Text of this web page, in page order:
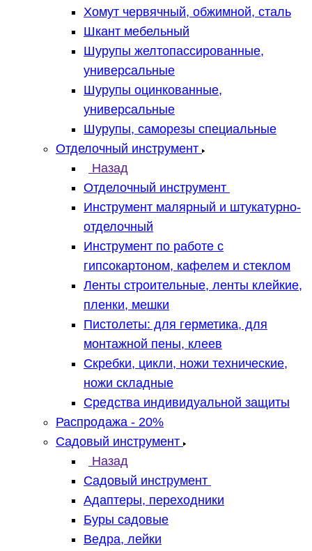
Хомут червячный, обжимной, сталь
Шкант мебельный
Шурупы желтопассированные,
универсальные
Шурупы оцинкованные,
универсальные
Шурупы, саморезы специальные
Отделочный инструмент
Назад
Отделочный инструмент
Инструмент малярный и штукатурно-
отделочный
Инструмент по работе с
гипсокартоном, кафелем и стеклом
Ленты строительные, ленты клейкие,
пленки, мешки
Пистолеты: для герметика, для
монтажной пены, клеев
Скребки, цикли, ножи технические,
ножи складные
Средства индивидуальной защиты
Распродажа - 20%
Садовый инструмент
Назад
Садовый инструмент
Адаптеры, переходники
Буры садовые
Ведра, лейки